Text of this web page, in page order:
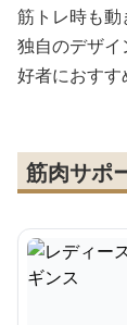
筋トレ時も動
独自のデザ
好者におすす
筋肉サポ